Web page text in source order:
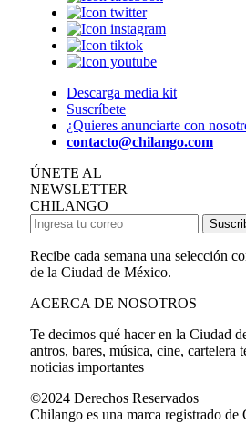
Descarga media kit
Suscríbete
¿Quieres anunciarte con
contacto@chilango.com
ÚNETE AL
NEWSLETTER
CHILANGO
Recibe cada semana una selección
de la Ciudad de México.
ACERCA DE NOSOTROS
Te decimos qué hacer en la Ciudad
antros, bares, música, cine, cartelera
noticias importantes
©2024 Derechos Reservados
Chilango es una marca registrado